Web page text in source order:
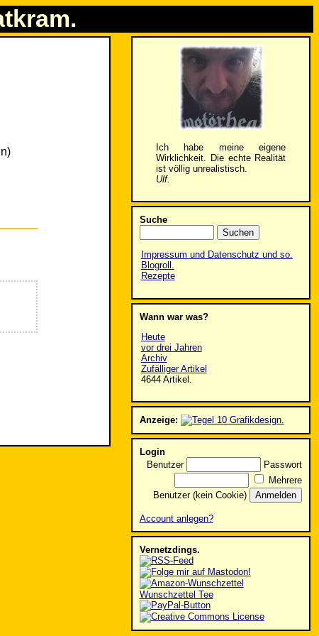
Ich habe meine eigene
Wirklichkeit. Die echte Realität
ist völlig unrealistisch.
Ulf.
Suche
Impressum und Datenschutz und so.
Blogroll.
Rezepte
Wann war was?
Heute
vor drei Jahren
Archiv
Zufälliger Artikel
4644 Artikel.
Anzeige:
Login
Benutzer
Passwort
Mehrere
Benutzer (kein Cookie)
Account anlegen?
Vernetzdings.
Wunschzettel Tee